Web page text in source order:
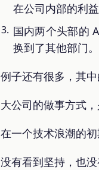
在公司内部的利
国内两个头部的
换到了其他部门。
例子还有很多，其
大公司的做事方式
在一个技术浪潮的
没有看到坚持，也没